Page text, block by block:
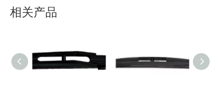
相关产品